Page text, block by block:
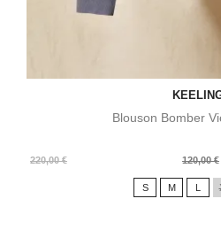
Blouson Bomber
220,00 €
Prix
120,00 €
Prix
S M L